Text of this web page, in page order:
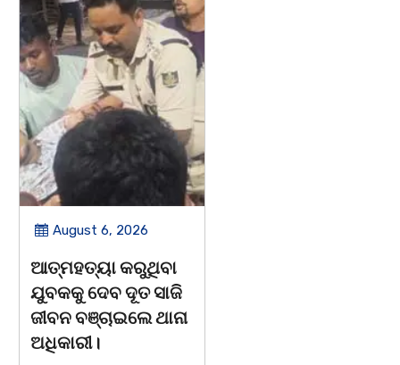
August 6, 2026
ଆତ୍ମହତ୍ୟା କରୁଥିବା
ଯୁବକକୁ ଦେବ ଦୂତ ସାଜି
ଜୀବନ ବଞ୍ଚାଇଲେ ଥାନା
ଅଧିକାରୀ।